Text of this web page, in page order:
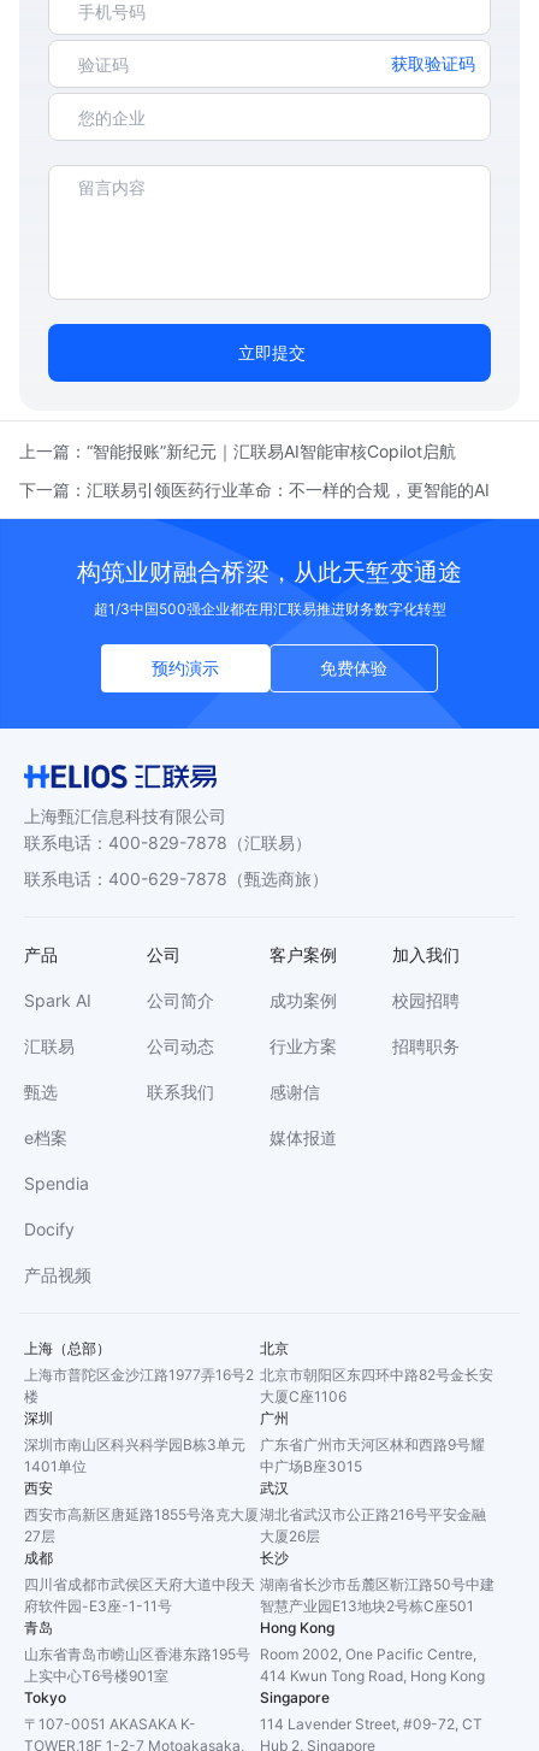
获取验证码
立即提交
上一篇： “智能报账”新纪元｜汇联易AI智能审核Copilot启航
下一篇： 汇联易引领医药行业革命：不一样的合规，更智能的AI
构筑业财融合桥梁，从此天堑变通途
超1/3中国500强企业都在用汇联易推进财务数字化转型
预约演示 免费体验
上海甄汇信息科技有限公司
联系电话 ： 400-829-7878 （汇联易）
联系电话 ： 400-629-7878 （甄选商旅）
产品
Spark AI
汇联易
甄选
e档案
Spendia
Docify
产品视频
公司
公司简介
公司动态
联系我们
客户案例
成功案例
行业方案
感谢信
媒体报道
加入我们
校园招聘
招聘职务
上海（总部）
上海市普陀区金沙江路1977弄16号2
楼
北京
北京市朝阳区东四环中路82号金长安
大厦C座1106
深圳
深圳市南山区科兴科学园B栋3单元
1401单位
广州
广东省广州市天河区林和西路9号耀
中广场B座3015
西安
西安市高新区唐延路1855号洛克大厦
27层
武汉
湖北省武汉市公正路216号平安金融
大厦26层
成都
四川省成都市武侯区天府大道中段天
府软件园-E3座-1-11号
长沙
湖南省长沙市岳麓区靳江路50号中建
智慧产业园E13地块2号栋C座501
青岛
山东省青岛市崂山区香港东路195号
上实中心T6号楼901室
Hong Kong
Room 2002, One Pacific Centre,
414 Kwun Tong Road, Hong Kong
Tokyo
〒107-0051 AKASAKA K-
TOWER,18F 1-2-7 Motoakasaka,
Singapore
114 Lavender Street, #09-72, CT
Hub 2, Singapore